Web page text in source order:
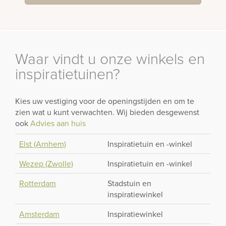
Waar vindt u onze winkels en
inspiratietuinen?
Kies uw vestiging voor de openingstijden en om te
zien wat u kunt verwachten. Wij bieden desgewenst
ookAdvies aan huis
Elst (Arnhem)
Inspiratietuin en -winkel
Wezep (Zwolle)
Inspiratietuin en -winkel
Rotterdam
Stadstuin en
inspiratiewinkel
Amsterdam
Inspiratiewinkel